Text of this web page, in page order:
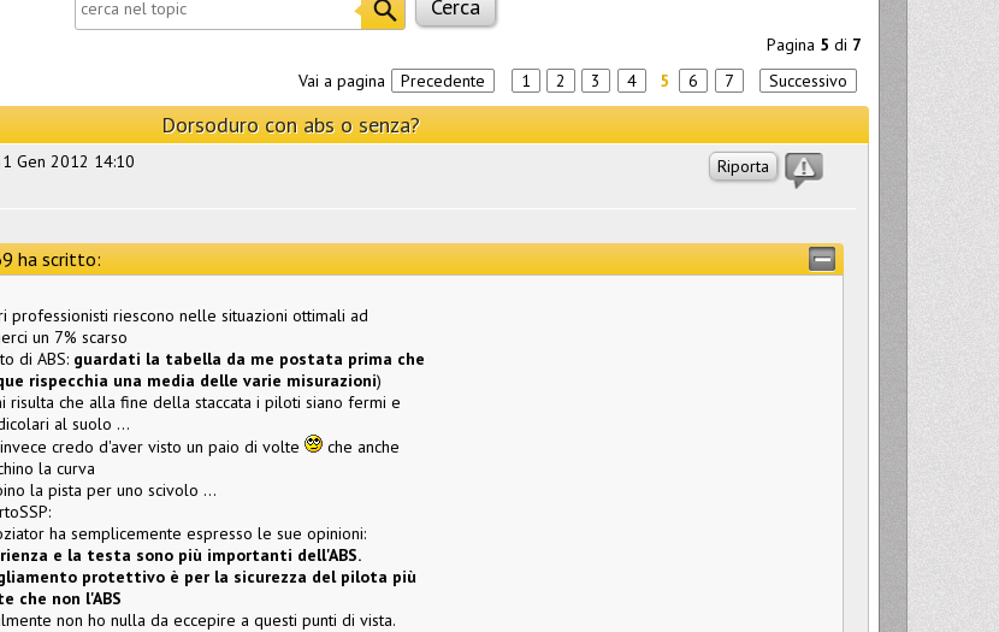
Pagina 5 di 7
Vai a pagina
Precedente 1 2 3 4 5 6 7 Successivo
Dorsoduro con abs o senza?
Riporta
Gen 2012 14:10
ha scritto:
professionisti riescono nelle situazioni ottimali ad
un 7% scarso
di ABS: guardati la tabella da me postata prima che
rispecchia una media delle varie misurazioni)
risulta che alla fine della staccata i piloti siano fermi e
al suolo …
credo d'aver visto un paio di volte
che anche
la curva
la pista per uno scivolo …
ha semplicemente espresso le sue opinioni:
e la testa sono più importanti dell'ABS.
protettivo è per la sicurezza del pilota più
che non l'ABS
non ho nulla da eccepire a questi punti di vista.